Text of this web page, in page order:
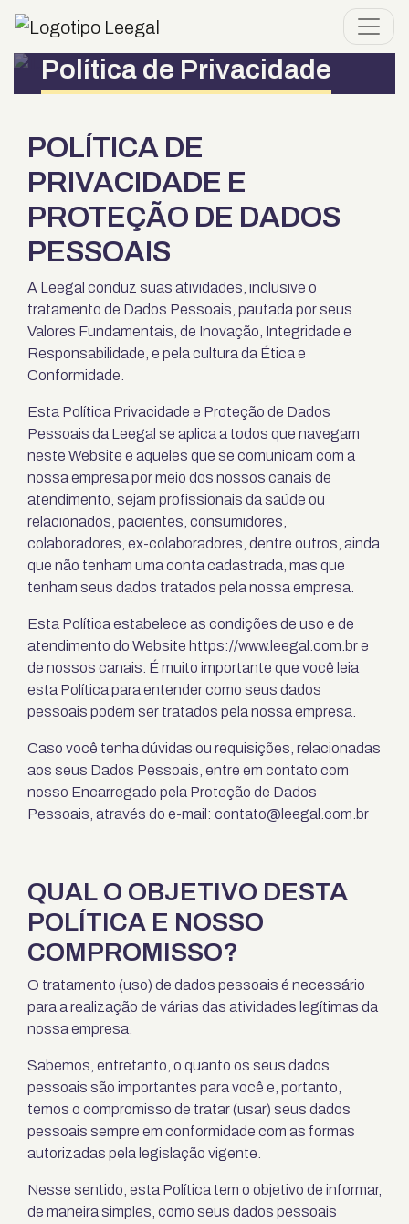
Política de Privacidade
POLÍTICA DE
PRIVACIDADE E
PROTEÇÃO DE DADOS
PESSOAIS
A Leegal conduz suas atividades, inclusive o
tratamento de Dados Pessoais, pautada por seus
Valores Fundamentais, de Inovação, Integridade e
Responsabilidade, e pela cultura da Ética e
Conformidade.
Esta Política Privacidade e Proteção de Dados
Pessoais da Leegal se aplica a todos que navegam
neste Website e aqueles que se comunicam com a
nossa empresa por meio dos nossos canais de
atendimento, sejam profissionais da saúde ou
relacionados, pacientes, consumidores,
colaboradores, ex-colaboradores, dentre outros, ainda
que não tenham uma conta cadastrada, mas que
tenham seus dados tratados pela nossa empresa.
Esta Política estabelece as condições de uso e de
atendimento do Website https://www.leegal.com.bre
de nossos canais. É muito importante que você leia
esta Política para entender como seus dados
pessoais podem ser tratados pela nossa empresa.
Caso você tenha dúvidas ou requisições, relacionadas
aos seus Dados Pessoais, entre em contato com
nosso Encarregado pela Proteção de Dados
Pessoais, através do e-mail: contato@leegal.com.br
QUAL O OBJETIVO DESTA
POLÍTICA E NOSSO
COMPROMISSO?
O tratamento (uso) de dados pessoais é necessário
para a realização de várias das atividades legítimas da
nossa empresa.
Sabemos, entretanto, o quanto os seus dados
pessoais são importantes para você e, portanto,
temos o compromisso de tratar (usar) seus dados
pessoais sempre em conformidade com as formas
autorizadas pela legislação vigente.
Nesse sentido, esta Política tem o objetivo de informar,
de maneira simples, como seus dados pessoais